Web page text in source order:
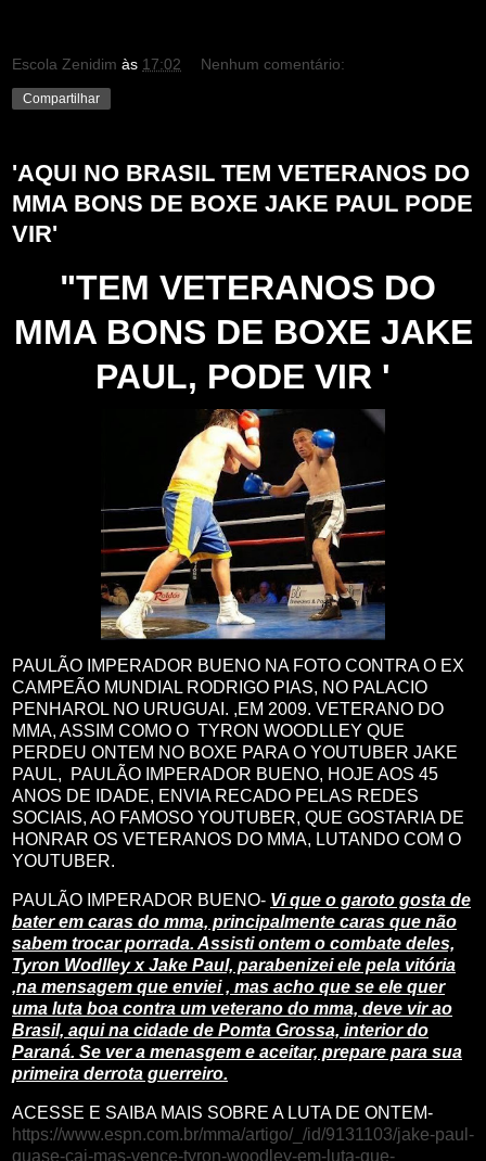
Escola Zenidim às 17:02 Nenhum comentário:
Compartilhar
'AQUI NO BRASIL TEM VETERANOS DO
MMA BONS DE BOXE JAKE PAUL PODE
VIR'
"TEM VETERANOS DO
MMA BONS DE BOXE JAKE
PAUL, PODE VIR '
PAULÃO IMPERADOR BUENO NA FOTO CONTRA O EX
CAMPEÃO MUNDIAL RODRIGO PIAS, NO PALACIO
PENHAROL NO URUGUAI. ,EM 2009. VETERANO DO
MMA, ASSIM COMO O TYRON WOODLLEY QUE
PERDEU ONTEM NO BOXE PARA O YOUTUBER JAKE
PAUL, PAULÃO IMPERADOR BUENO, HOJE AOS 45
ANOS DE IDADE, ENVIA RECADO PELAS REDES
SOCIAIS, AO FAMOSO YOUTUBER, QUE GOSTARIA DE
HONRAR OS VETERANOS DO MMA, LUTANDO COM O
YOUTUBER.
PAULÃO IMPERADOR BUENO- Vi que o garoto gosta de
bater em caras do mma, principalmente caras que não
sabem trocar porrada. Assisti ontem o combate deles,
Tyron Wodlley x Jake Paul, parabenizei ele pela vitória
,na mensagem que enviei , mas acho que se ele quer
uma luta boa contra um veterano do mma, deve vir ao
Brasil, aqui na cidade de Pomta Grossa, interior do
Paraná. Se ver a menasgem e aceitar, prepare para sua
primeira derrota guerreiro.
ACESSE E SAIBA MAIS SOBRE A LUTA DE ONTEM-
https://www.espn.com.br/mma/artigo/_/id/9131103/jake-paul-
quase-cai-mas-vence-tyron-woodley-em-luta-que-